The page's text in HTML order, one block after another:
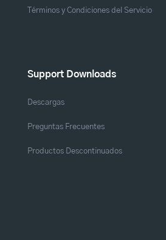
Términos y Condiciones del Servicio
Support Downloads
Descargas
Preguntas Frecuentes
Productos Descontinuados